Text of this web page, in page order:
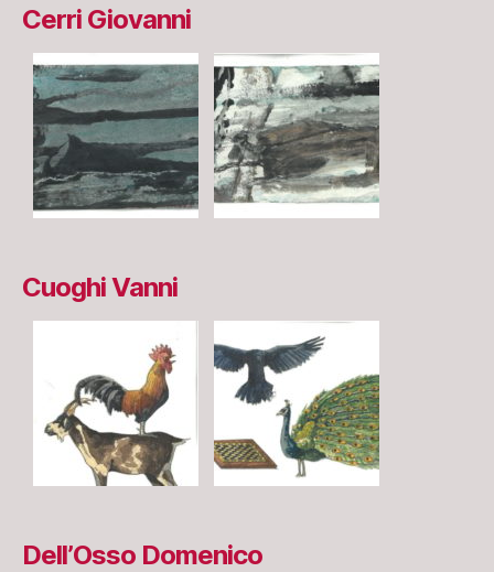
Cerri Giovanni
Cuoghi Vanni
Dell’Osso Domenico